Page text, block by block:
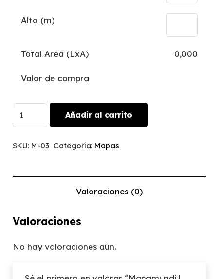
Alto (m)
Total Area (LxA) 0,000
Valor de compra
|
Añadir al carrito
SKU: M-03 Categoría: Mapas
Valoraciones (0)
Valoraciones
No hay valoraciones aún.